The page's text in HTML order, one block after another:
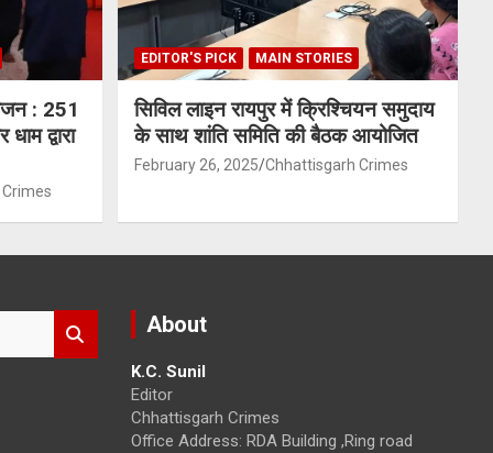
: 251
द्वारा
EDITOR'S PICK MAIN STORIES
सिविल लाइन रायपुर में क्रिश्चियन समुदाय
के साथ शांति समिति की बैठक आयोजित
February 26, 2025 Chhattisgarh Crimes
About
K.C. Sunil
Editor
Chhattisgarh Crimes
Office Address: RDA Building ,Ring road